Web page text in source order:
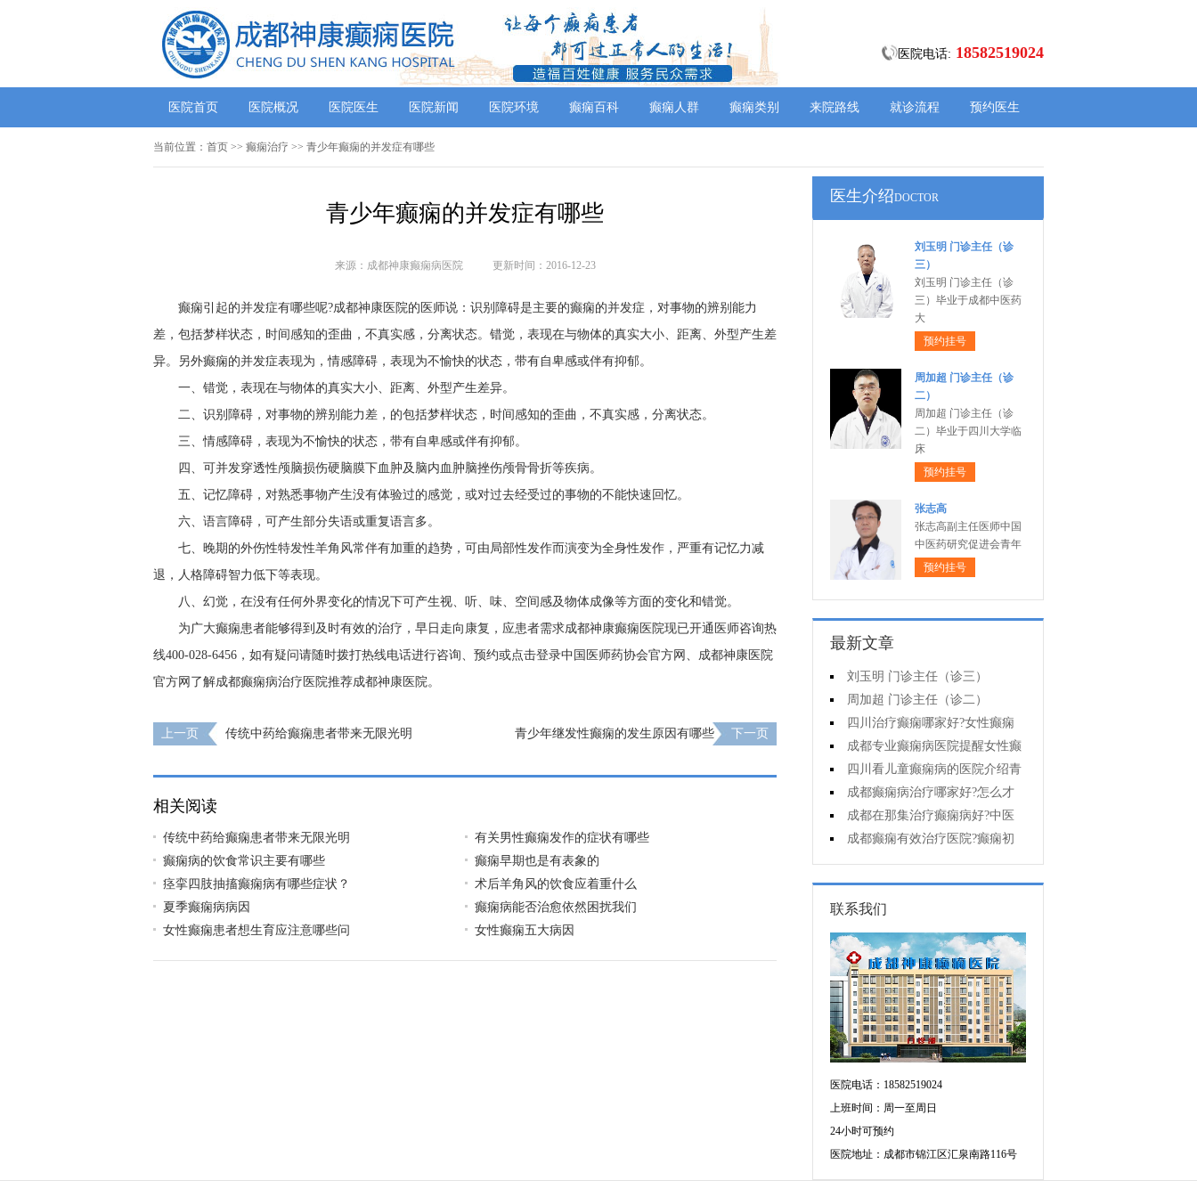
医院电话: 18582519024
医院首页 医院概况 医院医生 医院新闻 医院环境 癫痫百科 癫痫人群 癫痫类别 来院路线 就诊流程 预约医生
当前位置： 首页 >> 癫痫治疗 >> 青少年癫痫的并发症有哪些
青少年癫痫的并发症有哪些
来源：成都神康癫痫病医院 更新时间：2016-12-23
癫痫引起的并发症有哪些呢?成都神康医院的医师说：识别障碍是主要的癫痫的并发症，对事物的辨别能力
差，包括梦样状态，时间感知的歪曲，不真实感，分离状态。错觉，表现在与物体的真实大小、距离、外型产生差
异。另外癫痫的并发症表现为，情感障碍，表现为不愉快的状态，带有自卑感或伴有抑郁。
一、错觉，表现在与物体的真实大小、距离、外型产生差异。
二、识别障碍，对事物的辨别能力差，的包括梦样状态，时间感知的歪曲，不真实感，分离状态。
三、情感障碍，表现为不愉快的状态，带有自卑感或伴有抑郁。
四、可并发穿透性颅脑损伤硬脑膜下血肿及脑内血肿脑挫伤颅骨骨折等疾病。
五、记忆障碍，对熟悉事物产生没有体验过的感觉，或对过去经受过的事物的不能快速回忆。
六、语言障碍，可产生部分失语或重复语言多。
七、晚期的外伤性特发性羊角风常伴有加重的趋势，可由局部性发作而演变为全身性发作，严重有记忆力减
退，人格障碍智力低下等表现。
八、幻觉，在没有任何外界变化的情况下可产生视、听、味、空间感及物体成像等方面的变化和错觉。
为广大癫痫患者能够得到及时有效的治疗，早日走向康复，应患者需求成都神康癫痫医院现已开通医师咨询热
线400-028-6456，如有疑问请随时拨打热线电话进行咨询、预约或点击登录中国医师药协会官方网、成都神康医院
官方网了解成都癫痫病治疗医院推荐成都神康医院。
上一页 传统中药给癫痫患者带来无限光明 青少年继发性癫痫的发生原因有哪些 下一页
相关阅读
传统中药给癫痫患者带来无限光明
有关男性癫痫发作的症状有哪些
癫痫病的饮食常识主要有哪些
癫痫早期也是有表象的
痉挛四肢抽搐癫痫病有哪些症状？
术后羊角风的饮食应着重什么
夏季癫痫病病因
癫痫病能否治愈依然困扰我们
女性癫痫患者想生育应注意哪些问
女性癫痫五大病因
医生介绍DOCTOR
刘玉明 门诊主任（诊
三）
刘玉明 门诊主任（诊
三）毕业于成都中医药
大
预约挂号
周加超 门诊主任（诊
二）
周加超 门诊主任（诊
二）毕业于四川大学临
床
预约挂号
张志高
张志高副主任医师中国
中医药研究促进会青年
预约挂号
最新文章
刘玉明 门诊主任（诊三）
周加超 门诊主任（诊二）
四川治疗癫痫哪家好?女性癫痫
怎么预防?
成都专业癫痫病医院提醒女性癫
痫患者在经期要注意什么?
四川看儿童癫痫病的医院介绍青
少年癫痫病的病因
成都癫痫病治疗哪家好?怎么才
能诊断孩子是不是得了癫痫?
成都在那集治疗癫痫病好?中医
治疗癫痫病好吗?
成都癫痫有效治疗医院?癫痫初
期怎么治疗?
联系我们
医院电话：18582519024
上班时间：周一至周日
24小时可预约
医院地址：成都市锦江区汇泉南路116号